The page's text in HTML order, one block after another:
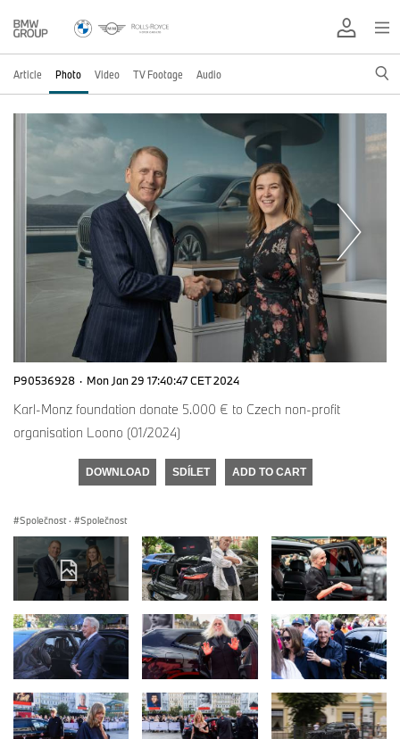
Article Photo Video TV Footage Audio
P90536928 · Mon Jan 29 17:40:47 CET 2024
Karl-Monz foundation donate 5.000 € to Czech non-profit
organisation Loono (01/2024)
DOWNLOAD SDÍLET ADD TO CART
Společnost · Společnost